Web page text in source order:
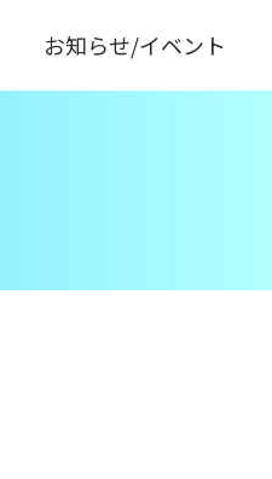
お知らせ/イベント